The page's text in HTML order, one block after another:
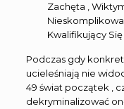
Zachęta ,
Kwalifikujący Się
Podczas gdy
ucieleśniają nie
49 świat początek ,
dekryminalizować